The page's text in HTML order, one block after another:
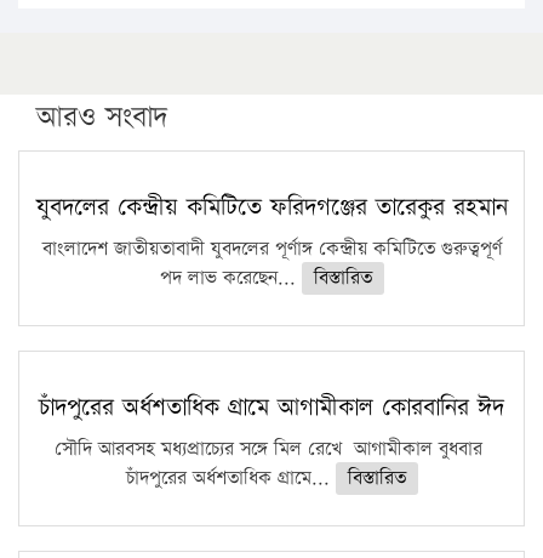
পিএইচডি করছেন কুয়েটের কৃতি…
সারা দেশে বজ্রাঘাতে ১৪ জনের প্রাণহানি
কঠোর হচ্ছে এসএসসি ও এইচএসসি পরীক্ষা
ফরিদগঞ্জে আগুনে পুড়লো ৬ ব্যবসা প্রতিষ্ঠান
আরও সংবাদ
যুবদলের কেন্দ্রীয় কমিটিতে ফরিদগঞ্জের তারেকুর রহমান
বাংলাদেশ জাতীয়তাবাদী যুবদলের পূর্ণাঙ্গ কেন্দ্রীয় কমিটিতে গুরুত্বপূর্ণ
পদ লাভ করেছেন...
বিস্তারিত
চাঁদপুরের অর্ধশতাধিক গ্রামে আগামীকাল কোরবানির ঈদ
সৌদি আরবসহ মধ্যপ্রাচ্যের সঙ্গে মিল রেখে আগামীকাল বুধবার
চাঁদপুরের অর্ধশতাধিক গ্রামে...
বিস্তারিত